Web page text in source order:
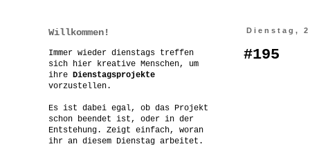
Dienstag,
#195
Willkommen!
Immer wieder dienstags treffen
sich hier kreative Menschen, um
ihre Dienstagsprojekte
vorzustellen.
Es ist dabei egal, ob das Projekt
schon beendet ist, oder in der
Entstehung. Zeigt einfach, woran
ihr an diesem Dienstag arbeitet.